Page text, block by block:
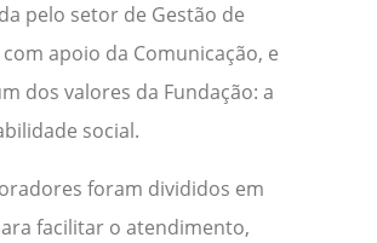
pelo setor de Gestão de
com apoio da Comunicação, e
dos valores da Fundação: a
social.
foram divididos em
facilitar o atendimento,